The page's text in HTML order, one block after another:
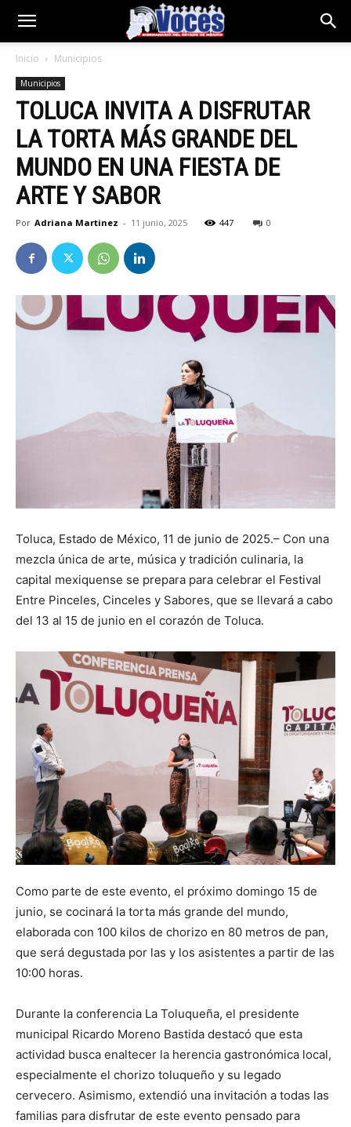
Inicio Municipios
Municipios
TOLUCA INVITA A DISFRUTAR
LA TORTA MÁS GRANDE DEL
MUNDO EN UNA FIESTA DE
ARTE Y SABOR
Por Adriana Martinez - 11 junio, 2025 447 0
Toluca, Estado de México, 11 de junio de 2025.– Con una
mezcla única de arte, música y tradición culinaria, la
capital mexiquense se prepara para celebrar el Festival
Entre Pinceles, Cinceles y Sabores, que se llevará a cabo
del 13 al 15 de junio en el corazón de Toluca.
Como parte de este evento, el próximo domingo 15 de
junio, se cocinará la torta más grande del mundo,
elaborada con 100 kilos de chorizo en 80 metros de pan,
que será degustada por las y los asistentes a partir de las
10:00 horas.
Durante la conferencia La Toluqueña, el presidente
municipal Ricardo Moreno Bastida destacó que esta
actividad busca enaltecer la herencia gastronómica local,
especialmente el chorizo toluqueño y su legado
cervecero. Asimismo, extendió una invitación a todas las
familias para disfrutar de este evento pensado para